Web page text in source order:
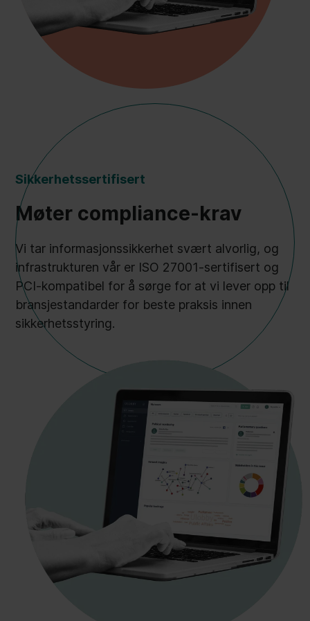
Sikkerhetssertifisert
Møter compliance-krav
Vi tar informasjonssikkerhet svært alvorlig, og
infrastrukturen vår er ISO 27001-sertifisert og
PCI-kompatibel for å sørge for at vi lever opp til
bransjestandarder for beste praksis innen
sikkerhetsstyring.